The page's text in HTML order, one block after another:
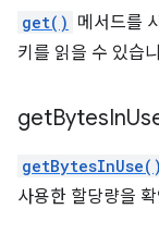
get() 메서드를
키를 읽을 수 있습
getBytesIn
getBytesInUse()
사용한 할당량을